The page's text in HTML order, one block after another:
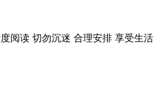
阅读 切勿沉迷 合理安排 享受生活